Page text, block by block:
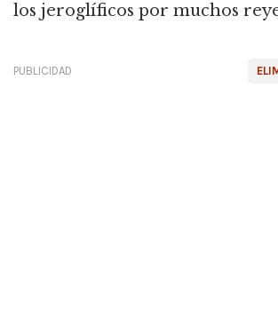
los jeroglíficos por muchos
PUBLICIDAD